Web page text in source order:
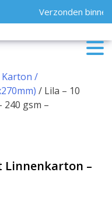
Verzonden binnen
/
/ Lila – 10
gsm –
Linnenkarton –